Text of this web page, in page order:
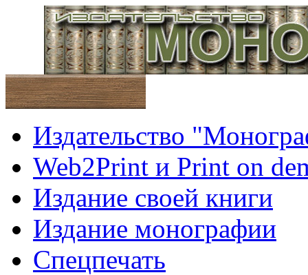
Издательство
Web2Print и Print on
Издание своей книги
Издание монографии
Спецпечать